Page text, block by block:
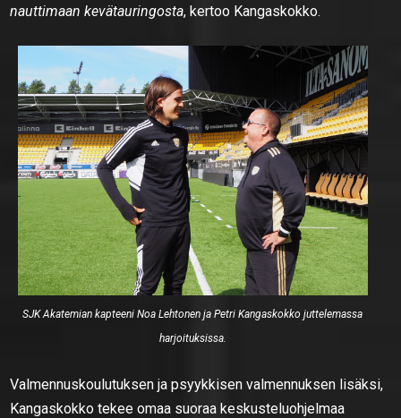
nauttimaan kevätauringosta, kertoo Kangaskokko.
SJK Akatemian kapteeni Noa Lehtonen ja Petri Kangaskokko juttelemassa
harjoituksissa.
Valmennuskoulutuksen ja psyykkisen valmennuksen lisäksi,
Kangaskokko tekee omaa suoraa keskusteluohjelmaa